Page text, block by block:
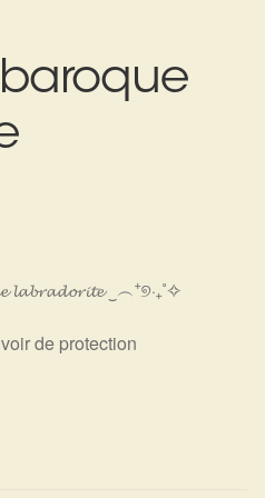
du monde invisible
‿︵⁺୭‧₊˚✧
de protection